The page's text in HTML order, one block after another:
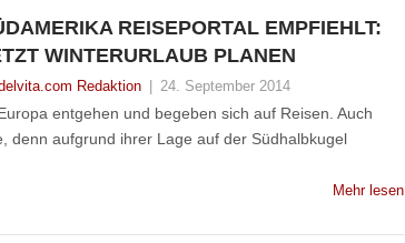
REISEPORTAL EMPFIEHLT:
WINTERURLAUB PLANEN
Redaktion 24. September 2014
entgehen und begeben sich auf Reisen. Auch
denn aufgrund ihrer Lage auf der Südhalbkugel
Mehr lesen